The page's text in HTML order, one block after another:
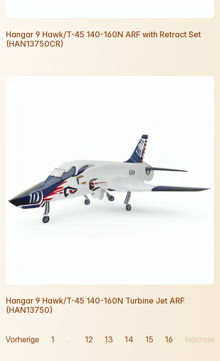
Hangar 9 Hawk/T-45 140-160N ARF with Retract Set
(HAN13750CR)
Hangar 9 Hawk/T-45 140-160N Turbine Jet ARF
(HAN13750)
Vorherige 1 … 12 13 14 15 16 Nächste